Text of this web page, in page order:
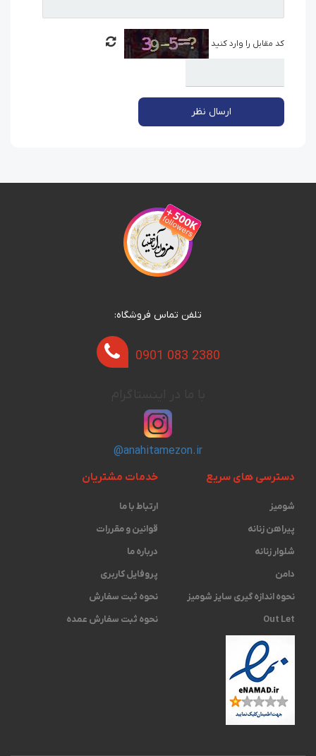
کد مقابل را وارد کنید
ارسال نظر
تلفن تماس فروشگاه:
0901 083 2380
@anahitamezon.ir
دسترسی های سریع
شومیز
پیراهن زنانه
شلوار زنانه
دامن
نحوه اندازه گیری ‫سایز شومیز
Out Let
خدمات مشتریان
ارتباط با ما
قوانین و مقررات
درباره ما
پروفایل کاربری
نحوه ثبت سفارش
نحوه ثبت سفارش عمده